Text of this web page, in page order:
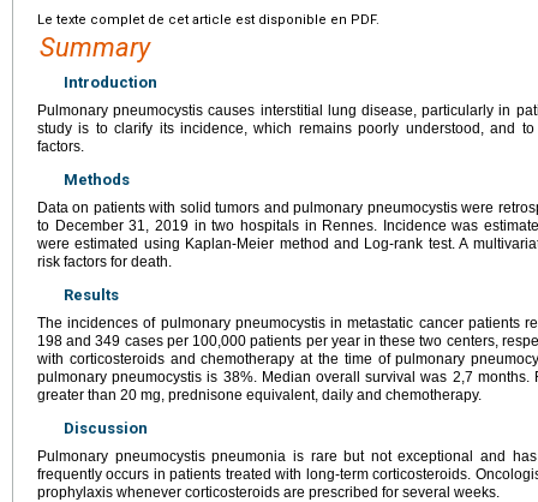
Le texte complet de cet article est disponible en PDF.
Summary
Introduction
Pulmonary pneumocystis causes interstitial lung disease, particularly in
study is to clarify its incidence, which remains poorly understood, and
factors.
Methods
Data on patients with solid tumors and pulmonary pneumocystis were
to December 31, 2019 in two hospitals in Rennes. Incidence was
were estimated using Kaplan-Meier method and Log-rank test. A
risk factors for death.
Results
The incidences of pulmonary pneumocystis in metastatic cancer patients
198 and 349 cases per 100,000 patients per year in these two centers,
with corticosteroids and chemotherapy at the time of pulmonary
pulmonary pneumocystis is 38%. Median overall survival was 2,7 months.
greater than 20 mg, prednisone equivalent, daily and chemotherapy.
Discussion
Pulmonary pneumocystis pneumonia is rare but not exceptional and
frequently occurs in patients treated with long-term corticosteroids.
prophylaxis whenever corticosteroids are prescribed for several weeks.